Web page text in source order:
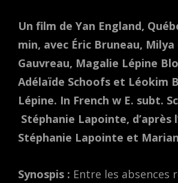
Un film de Yan England,
min, avec Éric Bruneau, Milya
Gauvreau, Magalie Lépine
Adélaïde Schoofs et Léokim
Lépine. In French w E. subt.
Stéphanie Lapointe, d’après
Stéphanie Lapointe et
Synospis : Entre les absences